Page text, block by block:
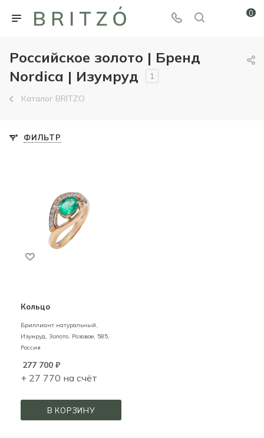
0
Российское золото | Бренд
Nordica | Изумруд
1
Каталог BRITZO
ФИЛЬТР
Кольцо
Бриллиант натуральный,
Изумруд, Золото, Розовое, 585,
Россия
277 700 ₽
+ 27 770 на счёт
В КОРЗИНУ